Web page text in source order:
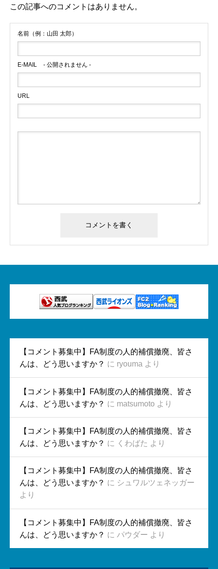
この記事へのコメントはありません。
名前（例：山田 太郎）
E-MAIL - 公開されません -
URL
【コメント募集中】FA制度の人的補償撤廃、皆さ
んは、どう思いますか？ に ryouma より
【コメント募集中】FA制度の人的補償撤廃、皆さ
んは、どう思いますか？ に matsumoto より
【コメント募集中】FA制度の人的補償撤廃、皆さ
んは、どう思いますか？ に くわばた より
【コメント募集中】FA制度の人的補償撤廃、皆さ
んは、どう思いますか？ に シュワルツェネッガー
より
【コメント募集中】FA制度の人的補償撤廃、皆さ
んは、どう思いますか？ に パウダー より